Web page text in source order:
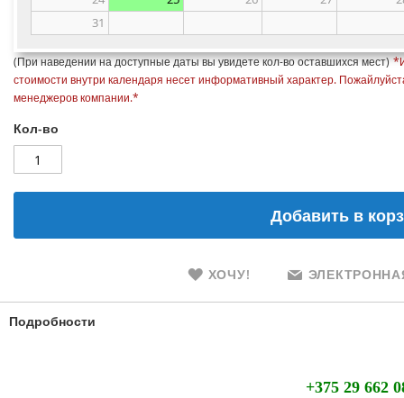
31
(При наведении на доступные даты вы увидете кол-во оставшихся мест)
стоимости внутри календаря несет информативный характер.
менеджеров компании.*
Кол-во
Добавить в
ХОЧУ!
Подробности
+375 29 662